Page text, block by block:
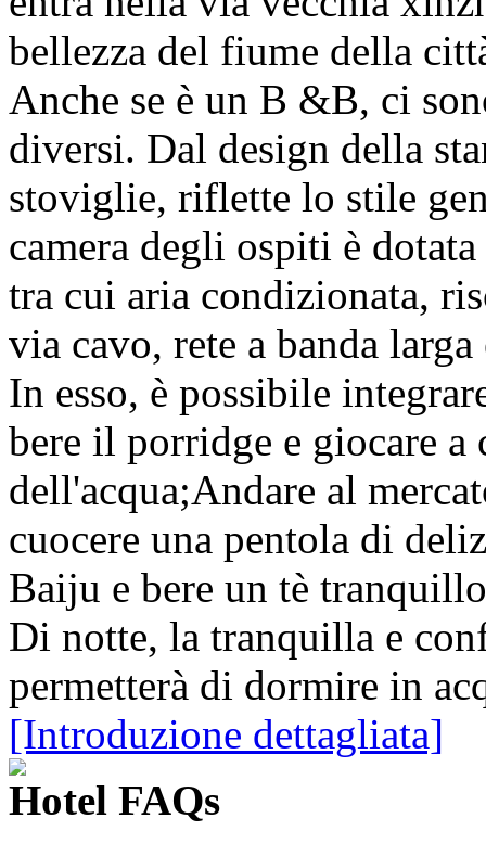
bellezza del fiume della
Anche se è un B &B, ci
diversi. Dal design della
stoviglie, riflette lo stile
camera degli ospiti è
tra cui aria condizionata,
via cavo, rete a banda
In esso, è possibile
bere il porridge e giocare a
dell'acqua;Andare al
cuocere una pentola di
Baiju e bere un tè
Di notte, la tranquilla e
permetterà di dormire in
[Introduzione dettagliata]
Hotel FAQs